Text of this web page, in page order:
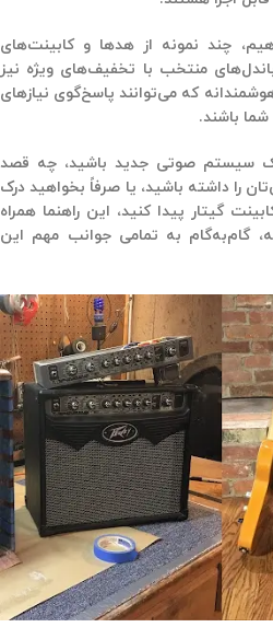
چند نمونه از هدها و کابینت‌های
منتخب با تخفیف‌های ویژه نیز
که می‌توانند پاسخ‌گوی نیازهای
باشند.
یک سیستم صوتی جدید باشید، چه قصد
را داشته باشید، یا صرفاً بخواهید درک
گیتار پیدا کنید، این راهنما همراه
گام‌به‌گام به تمامی جوانب مهم این